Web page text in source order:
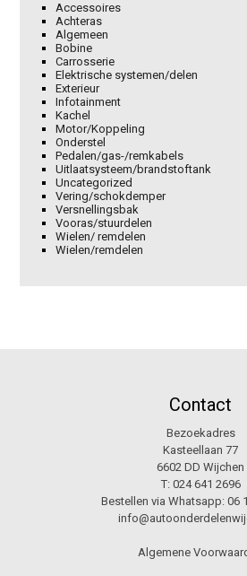
Accessoires
Achteras
Algemeen
Bobine
Carrosserie
Elektrische systemen/delen
Exterieur
Infotainment
Kachel
Motor/Koppeling
Onderstel
Pedalen/gas-/remkabels
Uitlaatsysteem/brandstoftank
Uncategorized
Vering/schokdemper
Versnellingsbak
Vooras/stuurdelen
Wielen/ remdelen
Wielen/remdelen
Contact
Bezoekadres
Kasteellaan 77
6602 DD Wijchen
T: 024 641 2696
Bestellen via Whatsapp: 06
Algemene